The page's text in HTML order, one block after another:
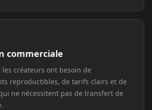
Show Host 06 Show Host 07
Show Host 09 Show Host 10
commerciale
les créateurs ont besoin de
reproductibles, de tarifs clairs et de
ne nécessitent pas de transfert de